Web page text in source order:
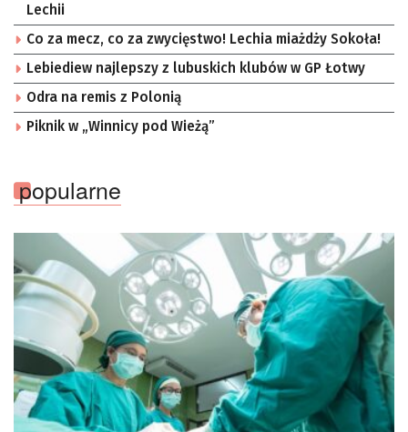
Lechii
Co za mecz, co za zwycięstwo! Lechia miażdży Sokoła!
Lebiediew najlepszy z lubuskich klubów w GP Łotwy
Odra na remis z Polonią
Piknik w „Winnicy pod Wieżą”
popularne